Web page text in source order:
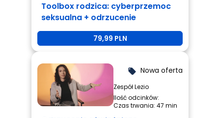
Toolbox rodzica: cyberprzemoc
seksualna + odrzucenie
rówieśnicze + przemoc
79,99 PLN
local_offer Nowa oferta
Zespół Lezio
Ilość odcinków:
Czas trwania: 47 min